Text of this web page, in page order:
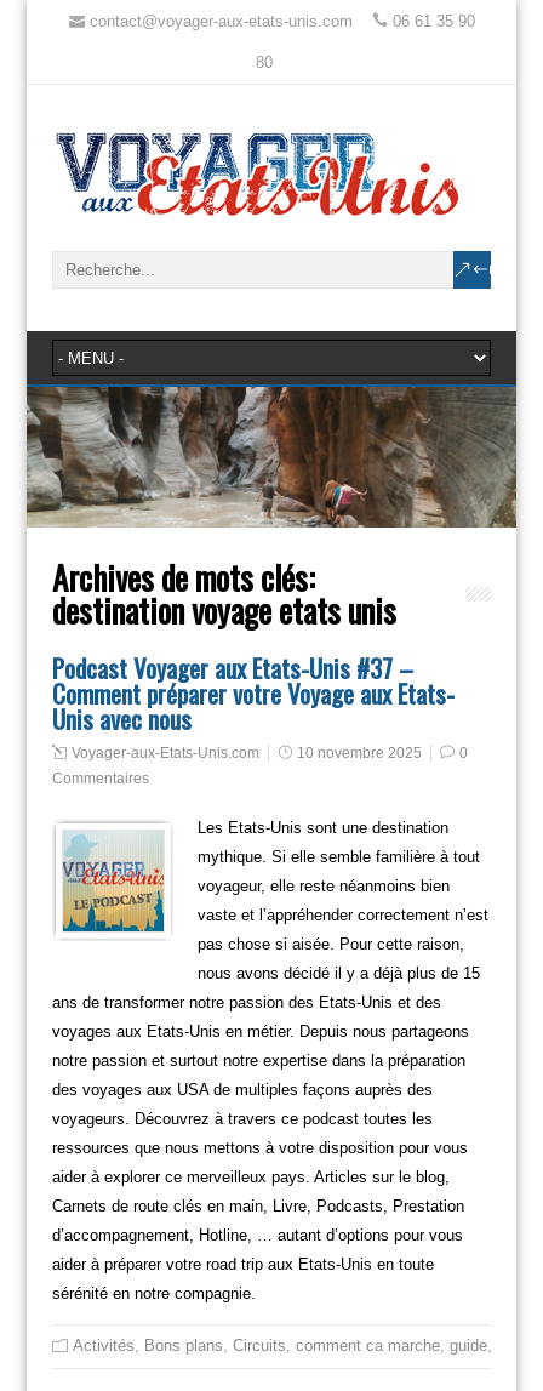
contact@voyager-aux-etats-unis.com 06 61 35 90
80
Archives de mots clés:
destination voyage etats unis
Podcast Voyager aux Etats-Unis #37 –
Comment préparer votre Voyage aux Etats-
Unis avec nous
Voyager-aux-Etats-Unis.com 10 novembre 2025
0
Commentaires
Les Etats-Unis sont une destination
mythique. Si elle semble familière à tout
voyageur, elle reste néanmoins bien
vaste et l’appréhender correctement n’est
pas chose si aisée. Pour cette raison,
nous avons décidé il y a déjà plus de 15
ans de transformer notre passion des Etats-Unis et des
voyages aux Etats-Unis en métier. Depuis nous partageons
notre passion et surtout notre expertise dans la préparation
des voyages aux USA de multiples façons auprès des
voyageurs. Découvrez à travers ce podcast toutes les
ressources que nous mettons à votre disposition pour vous
aider à explorer ce merveilleux pays. Articles sur le blog,
Carnets de route clés en main, Livre, Podcasts, Prestation
d’accompagnement, Hotline, … autant d’options pour vous
aider à préparer votre road trip aux Etats-Unis en toute
sérénité en notre compagnie.
Activités Bons plans Circuits comment ca marche, guide,